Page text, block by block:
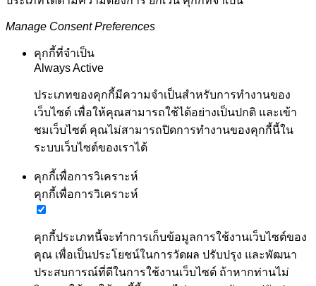
Manage Consent Preferences
คุกกี้ที่จำเป็น
Always Active
ประเภทของคุกกี้มีความจำเป็นสำหรับการทำงานของ
เว็บไซต์ เพื่อให้คุณสามารถใช้ได้อย่างเป็นปกติ และเข้า
ชมเว็บไซต์ คุณไม่สามารถปิดการทำงานของคุกกี้นี้ใน
ระบบเว็บไซต์ของเราได้
คุกกี้เพื่อการวิเคราะห์
คุกกี้เพื่อการวิเคราะห์
คุกกี้ประเภทนี้จะทำการเก็บข้อมูลการใช้งานเว็บไซต์ของ
คุณ เพื่อเป็นประโยชน์ในการวัดผล ปรับปรุง และพัฒนา
ประสบการณ์ที่ดีในการใช้งานเว็บไซต์ ถ้าหากท่านไม่